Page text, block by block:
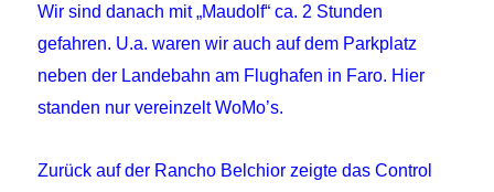
Wir sind danach mit „Maudolf“ ca. 2 Stunden
gefahren. U.a. waren wir auch auf dem Parkplatz
neben der Landebahn am Flughafen in Faro. Hier
standen nur vereinzelt WoMo’s.
Zurück auf der Rancho Belchior zeigte das Control